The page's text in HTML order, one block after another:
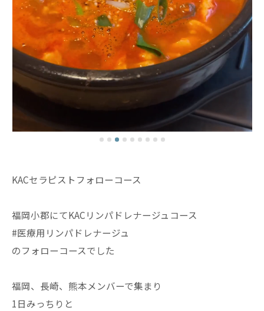
KACセラピストフォローコース
福岡小郡にてKACリンパドレナージュコース
#医療用リンパドレナージュ
のフォローコースでした
福岡、長崎、熊本メンバーで集まり
1日みっちりと